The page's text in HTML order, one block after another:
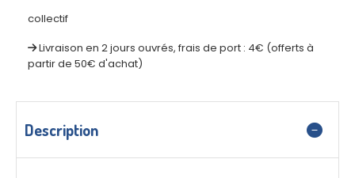
collectif
Livraison en 2 jours ouvrés, frais de port : 4€ (offerts à
partir de 50€ d'achat)
Description